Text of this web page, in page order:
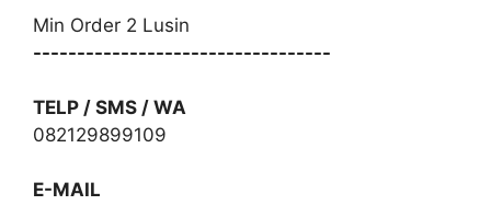
Min Order 2 Lusin
----------------------------------
TELP / SMS / WA
082129899109
E-MAIL